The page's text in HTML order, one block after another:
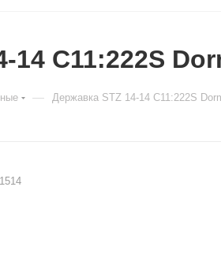
14 C11:222S
— Державка STZ 14-14 C11:222S